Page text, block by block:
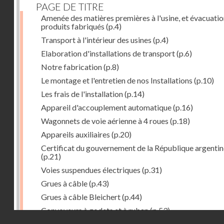
PAGE DE TITRE
Amenée des matières premières à l'usine, et
produits fabriqués (p.4)
Transport à l'intérieur des usines (p.4)
Elaboration d'installations de transport(p.6)
Notre fabrication(p.8)
Le montage et l'entretien de nos Installations (p.10)
Les frais de l'installation(p.14)
Appareil d'accouplement automatique(p.16)
Wagonnets de voie aérienne à 4 roues (p.18)
Appareils auxiliaires (p.20)
Certificat du gouvernement de la République
(p.21)
Voies suspendues électriques (p.31)
Grues à câble(p.43)
Grues à câble Bleichert(p.44)
Convoyeurs à godets et à ruban(p.53)